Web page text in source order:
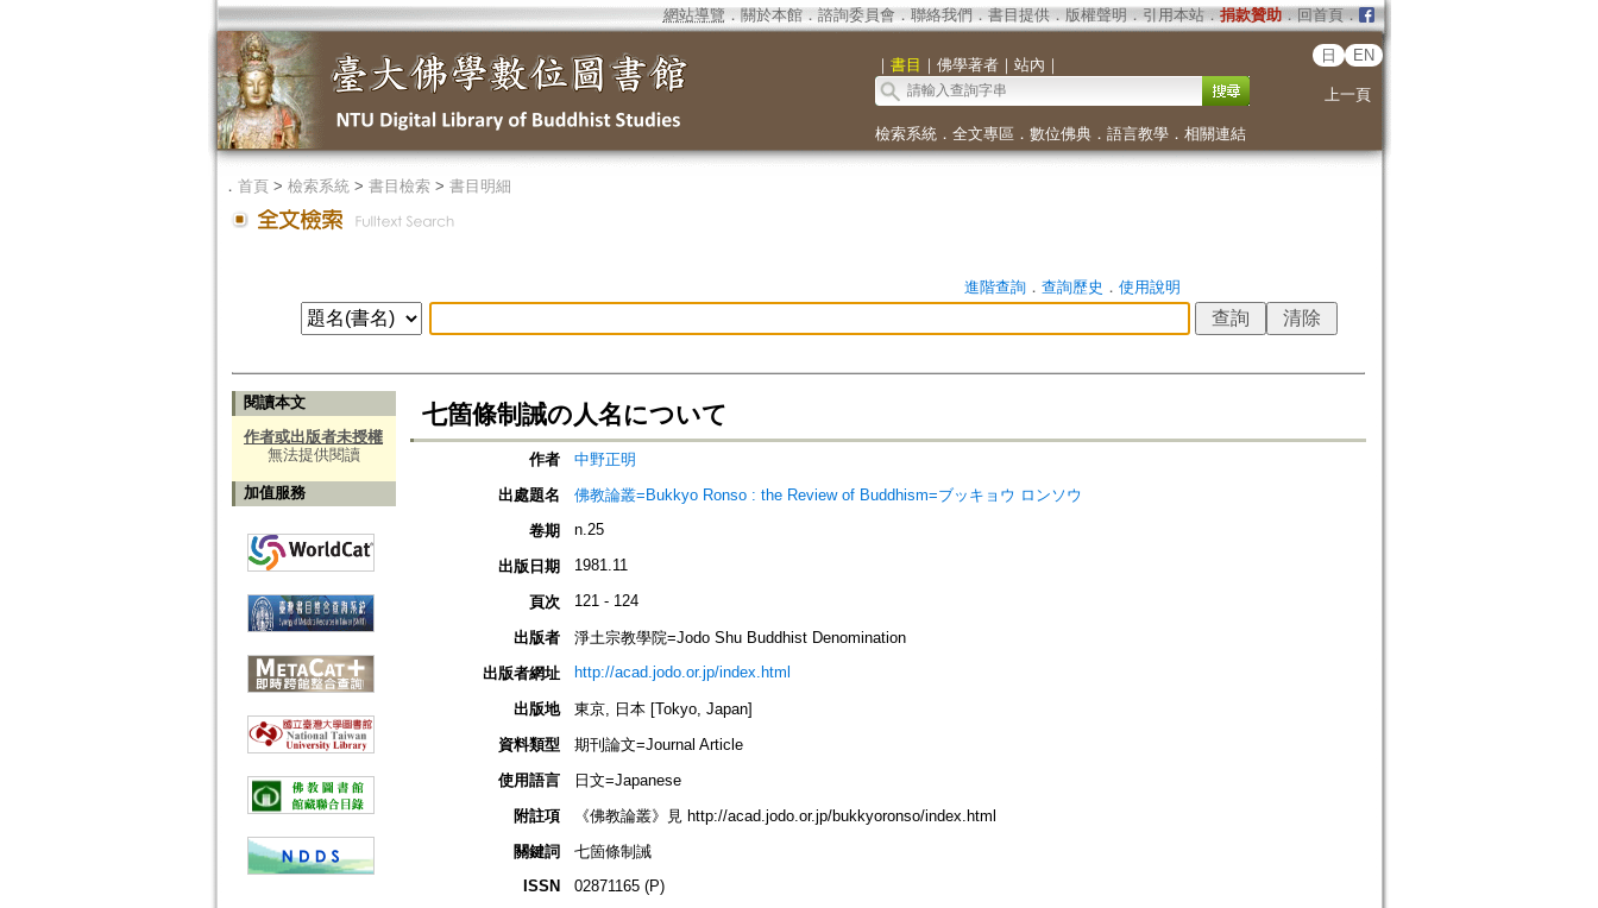
網站導覽 ． 關於本館． 諮詢委員會． 聯絡我們 ． 書目提供． 版權聲明 ． 引用本站． 捐款贊助．回首頁．
｜ 書目 ｜ 佛學著者｜ 站內 ｜
日 EN
上一頁
檢索系統． 全文專區 ． 數位佛典． 語言教學． 相關連結
． 首頁> 檢索系統> 書目檢索> 書目明細
進階查詢． 查詢歷史 ． 使用說明
閱讀本文
作者或出版者未授權
無法提供閱讀
加值服務
七箇條制誡の人名について
作者
中野正明
出處題名
佛教論叢=Bukkyo Ronso : the Review of Buddhism=ブッキョウ ロンソウ
卷期
n.25
出版日期 1981.11
頁次 121 - 124
出版者
淨土宗教學院=Jodo Shu Buddhist Denomination
出版者網址
http://acad.jodo.or.jp/index.html
出版地
東京, 日本 [Tokyo, Japan]
資料類型
期刊論文=Journal Article
使用語言
日文=Japanese
附註項
《佛教論叢》見 http://acad.jodo.or.jp/bukkyoronso/index.html
關鍵詞
七箇條制誡
ISSN
02871165 (P)